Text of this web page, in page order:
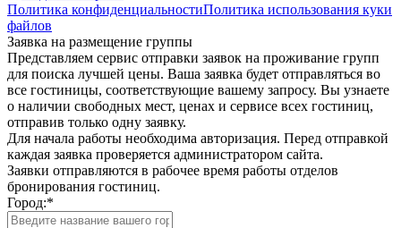
Политика конфиденциальностиПолитика использования куки
файлов
Заявка на размещение группы
Представляем сервис отправки заявок на проживание групп
для поиска лучшей цены. Ваша заявка будет отправляться во
все гостиницы, соответствующие вашему запросу. Вы узнаете
о наличии свободных мест, ценах и сервисе всех гостиниц,
отправив только одну заявку.
Для начала работы необходима авторизация. Перед отправкой
каждая заявка проверяется администратором сайта.
Заявки отправляются в рабочее время работы отделов
бронирования гостиниц.
Город:*